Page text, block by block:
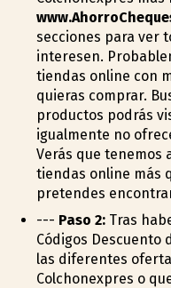
secciones para ver
interesen.
tiendas online con
quieras comprar.
productos podrás
igualmente no
Verás que tenemos
tiendas online más
pretendes
--- Paso 2:Tras
Códigos Descuento
las diferentes
Colchonexpres o